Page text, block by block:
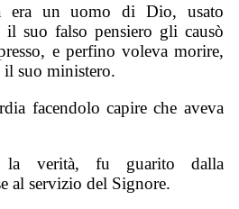
era un uomo di Dio, usato
il suo falso pensiero gli causò
e perfino voleva morire,
il suo ministero.
facendolo capire che aveva
la verità, fu guarito dalla
al servizio del Signore.